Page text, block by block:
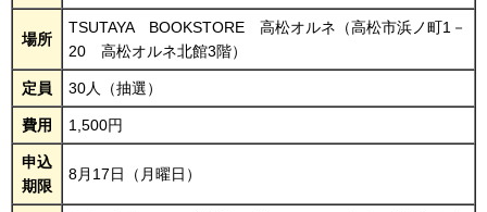
場所
TSUTAYA BOOKSTORE 高松オルネ（高松市浜ノ町1－
20 高松オルネ北館3階）
定員 30人（抽選）
費用 1,500円
申込
期限
8月17日（月曜日）